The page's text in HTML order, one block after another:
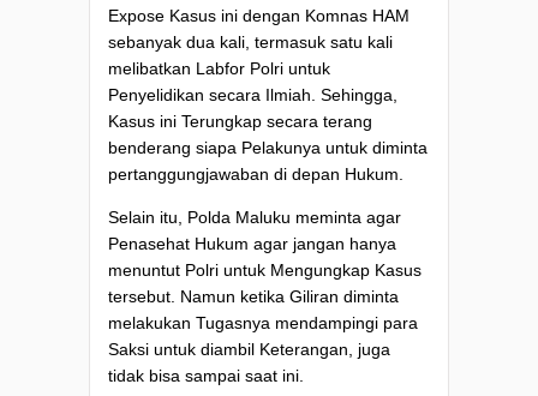
Expose Kasus ini dengan Komnas HAM
sebanyak dua kali, termasuk satu kali
melibatkan Labfor Polri untuk
Penyelidikan secara Ilmiah. Sehingga,
Kasus ini Terungkap secara terang
benderang siapa Pelakunya untuk diminta
pertanggungjawaban di depan Hukum.
Selain itu, Polda Maluku meminta agar
Penasehat Hukum agar jangan hanya
menuntut Polri untuk Mengungkap Kasus
tersebut. Namun ketika Giliran diminta
melakukan Tugasnya mendampingi para
Saksi untuk diambil Keterangan, juga
tidak bisa sampai saat ini.